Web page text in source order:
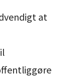
at